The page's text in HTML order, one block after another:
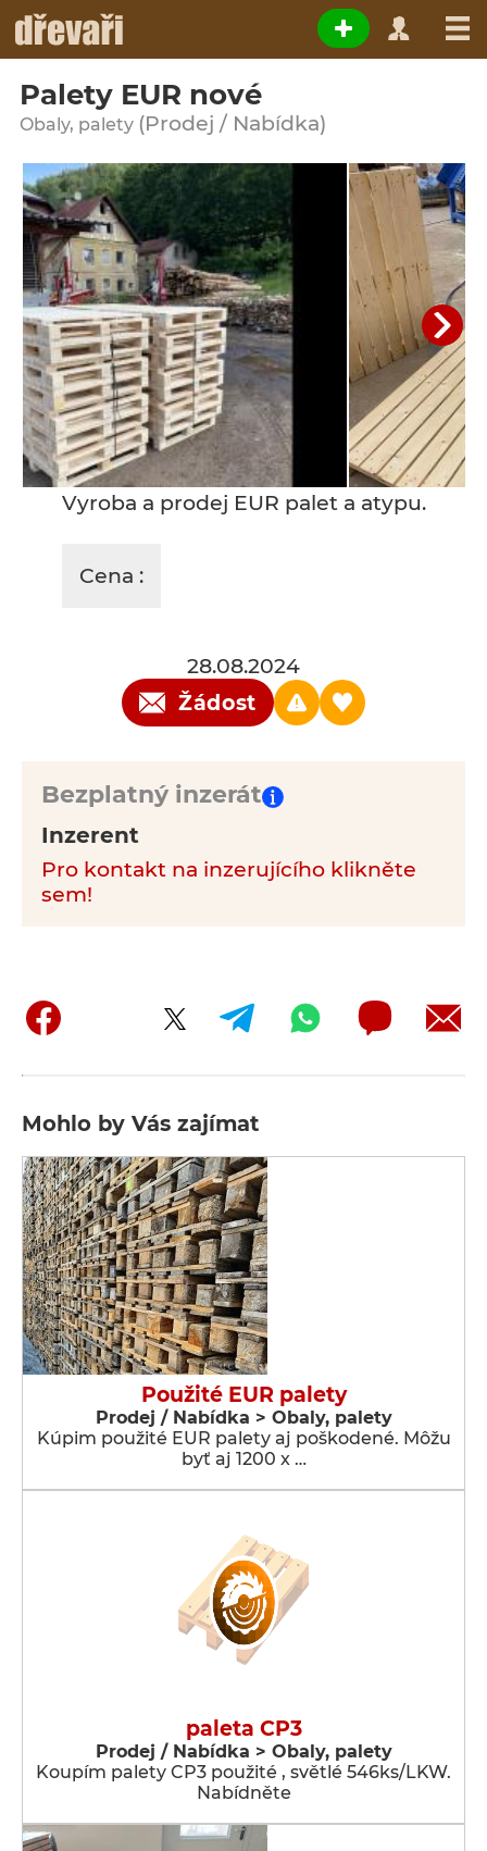
Palety EUR nové
Obaly, palety (Prodej / Nabídka)
Vyroba a prodej EUR palet a atypu.
Cena :
28.08.2024
Žádost
Bezplatný inzerát
Inzerent
Pro kontakt na inzerujícího klikněte
sem!
Mohlo by Vás zajímat
Použité EUR palety
Prodej / Nabídka > Obaly, palety
Kúpim použité EUR palety aj poškodené. Môžu
byť aj 1200 x …
paleta CP3
Prodej / Nabídka > Obaly, palety
Koupím palety CP3 použité , světlé 546ks/LKW.
Nabídněte